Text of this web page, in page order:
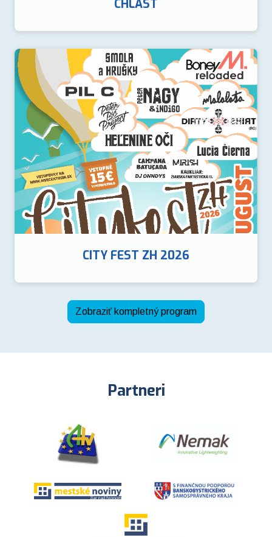
CHLAST
CITY FEST ZH 2026
Zobraziť kompletný program
Partneri